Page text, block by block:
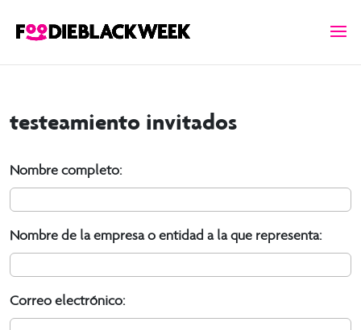
testeamiento invitados
Nombre completo:
Nombre de la empresa o entidad a la que representa:
Correo electrónico: